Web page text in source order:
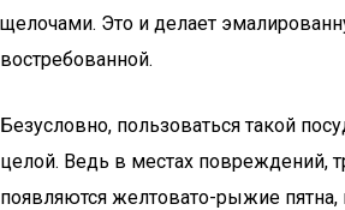
щелочами. Это и делает
востребованной.
Безусловно, пользоваться такой
целой. Ведь в местах повреждений,
появляются желтовато-рыжие пятна,